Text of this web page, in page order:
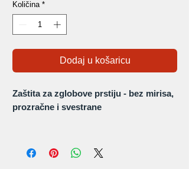
Količina *
Dodaj u košaricu
Zaštita za zglobove prstiju - bez mirisa,
prozračne i svestrane
našim izrađenim rukavicama za zaštitu